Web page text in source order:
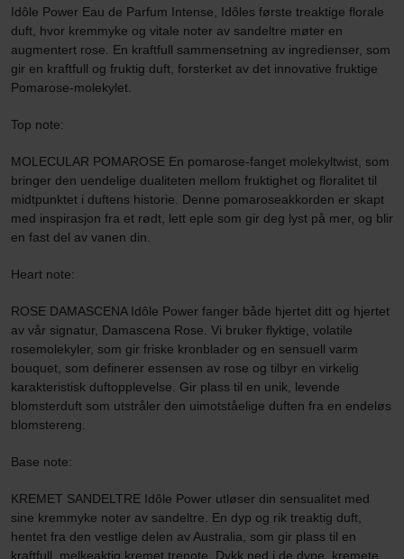
Idôle Power Eau de Parfum Intense, Idôles første treaktige florale
duft, hvor kremmyke og vitale noter av sandeltre møter en
augmentert rose. En kraftfull sammensetning av ingredienser, som
gir en kraftfull og fruktig duft, forsterket av det innovative fruktige
Pomarose-molekylet.
Top note:
MOLECULAR POMAROSE En pomarose-fanget molekyltwist, som
bringer den uendelige dualiteten mellom fruktighet og floralitet til
midtpunktet i duftens historie. Denne pomaroseakkorden er skapt
med inspirasjon fra et rødt, lett eple som gir deg lyst på mer, og blir
en fast del av vanen din.
Heart note:
ROSE DAMASCENA Idôle Power fanger både hjertet ditt og hjertet
av vår signatur, Damascena Rose. Vi bruker flyktige, volatile
rosemolekyler, som gir friske kronblader og en sensuell varm
bouquet, som definerer essensen av rose og tilbyr en virkelig
karakteristisk duftopplevelse. Gir plass til en unik, levende
blomsterduft som utstråler den uimotståelige duften fra en endeløs
blomstereng.
Base note:
KREMET SANDELTRE Idôle Power utløser din sensualitet med
sine kremmyke noter av sandeltre. En dyp og rik treaktig duft,
hentet fra den vestlige delen av Australia, som gir plass til en
kraftfull, melkeaktig kremet trenote. Dykk ned i de dype, kremete